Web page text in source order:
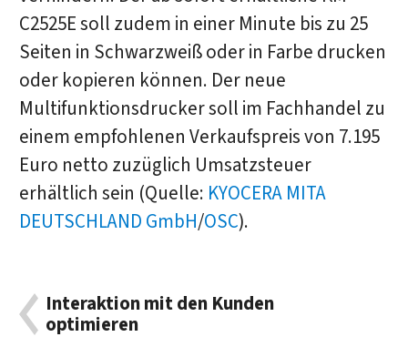
C2525E soll zudem in einer Minute bis zu 25
Seiten in Schwarzweiß oder in Farbe drucken
oder kopieren können. Der neue
Multifunktionsdrucker soll im Fachhandel zu
einem empfohlenen Verkaufspreis von 7.195
Euro netto zuzüglich Umsatzsteuer
erhältlich sein (Quelle: KYOCERA MITA
DEUTSCHLAND GmbH/OSC).
Interaktion mit den Kunden
optimieren